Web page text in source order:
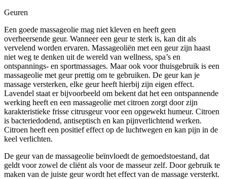
Geuren
Een goede massageolie mag niet kleven en heeft geen
overheersende geur. Wanneer een geur te sterk is, kan dit als
vervelend worden ervaren. Massageoliën met een geur zijn haast
niet weg te denken uit de wereld van wellness, spa’s en
ontspannings- en sportmassages. Maar ook voor thuisgebruik is een
massageolie met geur prettig om te gebruiken. De geur kan je
massage versterken, elke geur heeft hierbij zijn eigen effect.
Lavendel staat er bijvoorbeeld om bekent dat het een ontspannende
werking heeft en een massageolie met citroen zorgt door zijn
karakteristieke frisse citrusgeur voor een opgewekt humeur. Citroen
is bacteriedodend, antiseptisch en kan pijnverlichtend werken.
Citroen heeft een positief effect op de luchtwegen en kan pijn in de
keel verlichten.
De geur van de massageolie beïnvloedt de gemoedstoestand, dat
geldt voor zowel de cliënt als voor de masseur zelf. Door gebruik te
maken van de juiste geur wordt het effect van de massage versterkt.